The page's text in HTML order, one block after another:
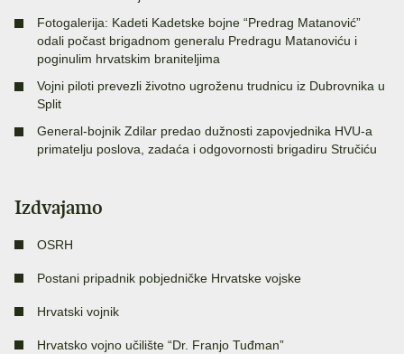
Fotogalerija: Kadeti Kadetske bojne “Predrag Matanović”
odali počast brigadnom generalu Predragu Matanoviću i
poginulim hrvatskim braniteljima
Vojni piloti prevezli životno ugroženu trudnicu iz Dubrovnika u
Split
General-bojnik Zdilar predao dužnosti zapovjednika HVU-a
primatelju poslova, zadaća i odgovornosti brigadiru Stručiću
Izdvajamo
OSRH
Postani pripadnik pobjedničke Hrvatske vojske
Hrvatski vojnik
Hrvatsko vojno učilište “Dr. Franjo Tuđman”